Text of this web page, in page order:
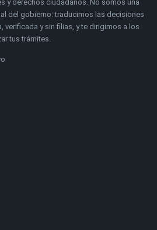
y derechos ciudadanos. No somos una
del gobierno: traducimos las decisiones
verificada y sin filias, y te dirigimos a los
tus trámites.